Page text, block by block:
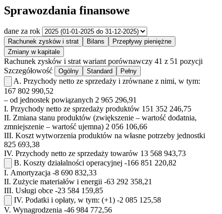
Sprawozdania finansowe
dane za rok
Rachunek zysków i strat Bilans
Przepływy pieniężne
Zmiany w kapitale
Rachunek zysków i strat wariant porównawczy 41 z 51 pozycji
Szczegółowość
Ogólny Standard Pełny
A. Przychody netto ze sprzedaży i zrównane z nimi, w tym:
167 802 990,52
– od jednostek powiązanych 2 965 296,91
I. Przychody netto ze sprzedaży produktów 151 352 246,75
II. Zmiana stanu produktów (zwiększenie – wartość dodatnia,
zmniejszenie – wartość ujemna) 2 056 106,66
III. Koszt wytworzenia produktów na własne potrzeby jednostki
825 693,38
IV. Przychody netto ze sprzedaży towarów 13 568 943,73
B. Koszty działalności operacyjnej -166 851 220,82
I. Amortyzacja -8 690 832,33
II. Zużycie materiałów i energii -63 292 358,21
III. Usługi obce -23 584 159,85
IV. Podatki i opłaty, w tym: (+1) -2 085 125,58
V. Wynagrodzenia -46 984 772,56